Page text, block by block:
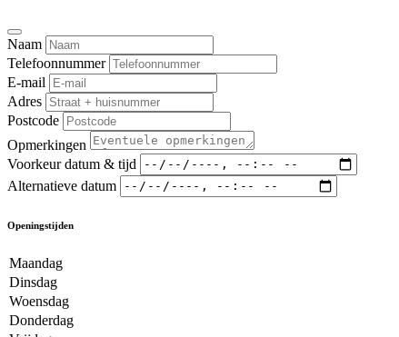
Naam
Telefoonnummer
E-mail
Adres
Postcode
Opmerkingen
Voorkeur datum & tijd
Alternatieve datum
Openingstijden
Maandag
Dinsdag
Woensdag
Donderdag